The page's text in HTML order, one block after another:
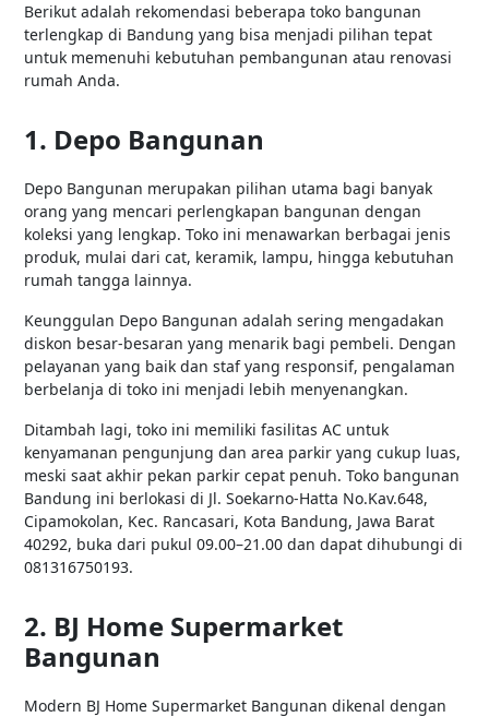
Berikut adalah rekomendasi beberapa toko bangunan
terlengkap di Bandung yang bisa menjadi pilihan tepat
untuk memenuhi kebutuhan pembangunan atau renovasi
rumah Anda.
1. Depo Bangunan
Depo Bangunan merupakan pilihan utama bagi banyak
orang yang mencari perlengkapan bangunan dengan
koleksi yang lengkap. Toko ini menawarkan berbagai jenis
produk, mulai dari cat, keramik, lampu, hingga kebutuhan
rumah tangga lainnya.
Keunggulan Depo Bangunan adalah sering mengadakan
diskon besar-besaran yang menarik bagi pembeli. Dengan
pelayanan yang baik dan staf yang responsif, pengalaman
berbelanja di toko ini menjadi lebih menyenangkan.
Ditambah lagi, toko ini memiliki fasilitas AC untuk
kenyamanan pengunjung dan area parkir yang cukup luas,
meski saat akhir pekan parkir cepat penuh. Toko bangunan
Bandung ini berlokasi di Jl. Soekarno-Hatta No.Kav.648,
Cipamokolan, Kec. Rancasari, Kota Bandung, Jawa Barat
40292, buka dari pukul 09.00–21.00 dan dapat dihubungi di
081316750193.
2. BJ Home Supermarket
Bangunan
Modern BJ Home Supermarket Bangunan dikenal dengan